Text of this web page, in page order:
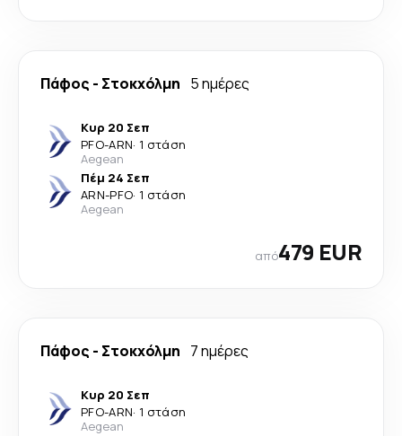
Πάφος - Στοκχόλμη 5 ημέρες
Κυρ 20 Σεπ
PFO-ARN· 1 στάση
Aegean
Πέμ 24 Σεπ
ARN-PFO· 1 στάση
Aegean
από479 EUR
Πάφος - Στοκχόλμη 7 ημέρες
Κυρ 20 Σεπ
PFO-ARN· 1 στάση
Aegean